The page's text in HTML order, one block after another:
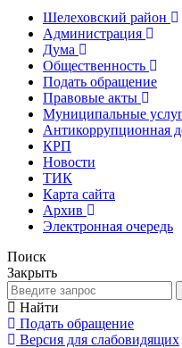
Шелеховский район
Администрация
Дума
Общественность
Подать обращение
Правовые акты
Муниципальные
Антикоррупционная
КРП
Новости
ТИК
Карта сайта
Архив
Электронная очередь
Поиск
Закрыть
Найти
Подать обращение
Версия для слабовидящих